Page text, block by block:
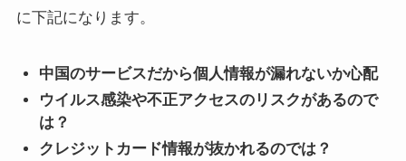
に下記になります。
中国のサービスだから個人情報が漏れないか心配
ウイルス感染や不正アクセスのリスクがあるので
は？
クレジットカード情報が抜かれるのでは？